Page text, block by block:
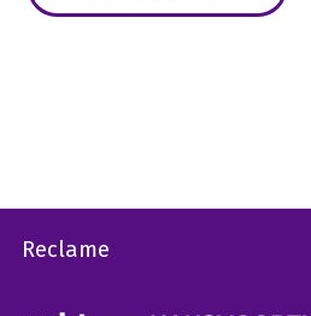
Reclame